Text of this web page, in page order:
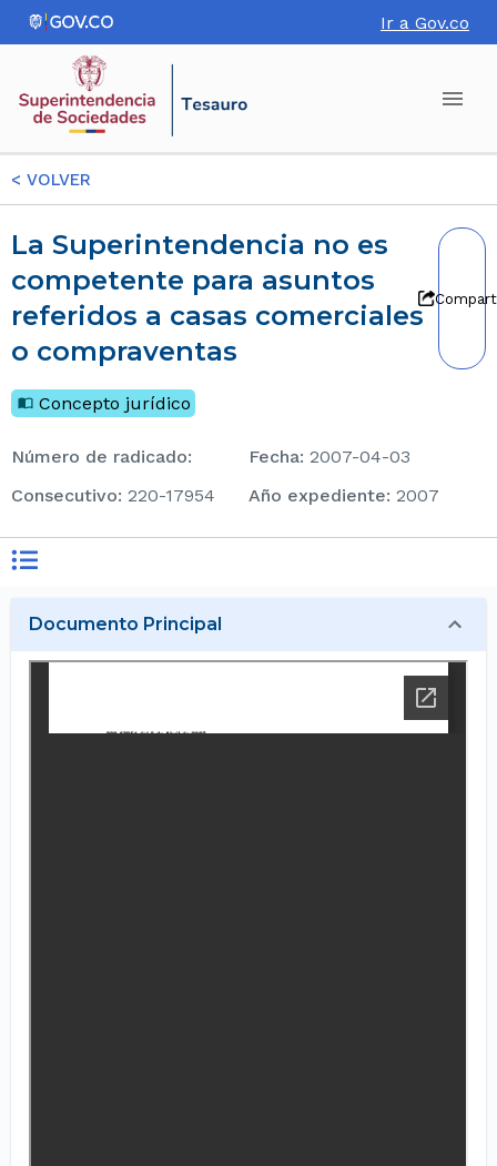
Ir a Gov.co
< VOLVER
La Superintendencia no es
competente para asuntos
referidos a casas comerciales
o compraventas
Concepto jurídico
Número de radicado: Fecha: 2007-04-03
consecutivo: 220-17954 Año expediente: 2007
Documento Principal